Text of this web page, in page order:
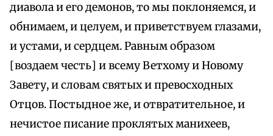
диавола и его демонов, то мы поклоняемся, и
обнимаем, и целуем, и приветствуем глазами,
и устами, и сердцем. Равным образом
[воздаем честь] и всему Ветхому и Новому
Завету, и словам святых и превосходных
Отцов. Постыдное же, и отвратительное, и
нечистое писание проклятых манихеев,